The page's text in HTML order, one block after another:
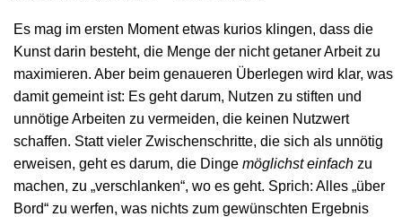
Es mag im ersten Moment etwas kurios klingen, dass die
Kunst darin besteht, die Menge der nicht getaner Arbeit zu
maximieren. Aber beim genaueren Überlegen wird klar, was
damit gemeint ist: Es geht darum, Nutzen zu stiften und
unnötige Arbeiten zu vermeiden, die keinen Nutzwert
schaffen. Statt vieler Zwischenschritte, die sich als unnötig
erweisen, geht es darum, die Dinge möglichst einfach zu
machen, zu „verschlanken“, wo es geht. Sprich: Alles „über
Bord“ zu werfen, was nichts zum gewünschten Ergebnis